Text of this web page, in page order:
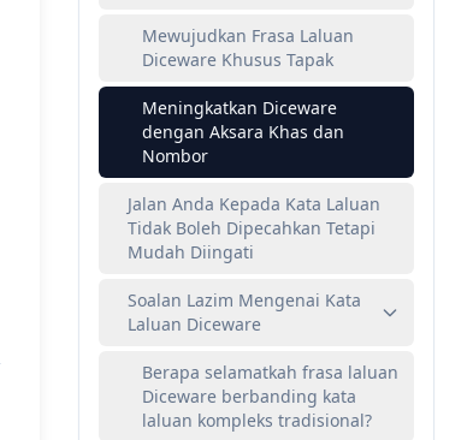
Mewujudkan Frasa Laluan
Diceware Khusus Tapak
Meningkatkan Diceware
dengan Aksara Khas dan
Nombor
Jalan Anda Kepada Kata Laluan
Tidak Boleh Dipecahkan Tetapi
Mudah Diingati
Soalan Lazim Mengenai Kata
Laluan Diceware
Berapa selamatkah frasa laluan
Diceware berbanding kata
laluan kompleks tradisional?